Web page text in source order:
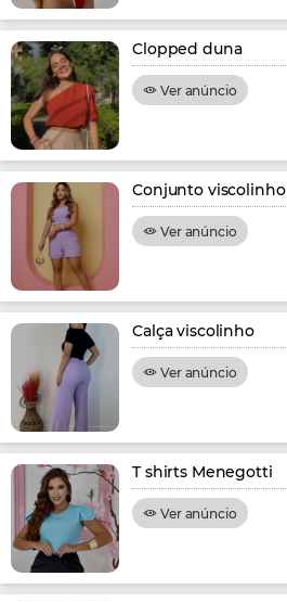
Clopped duna
Ver anúncio
Conjunto viscolinho
Ver anúncio
Calça viscolinho
Ver anúncio
T shirts Menegotti
Ver anúncio